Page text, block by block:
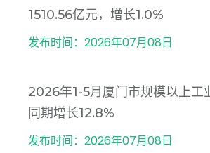
1510.56亿元，增长1.0%
发布时间：2026年07月08日
2026年1-5月厦门市规模以上工
同期增长12.8%
发布时间：2026年07月08日